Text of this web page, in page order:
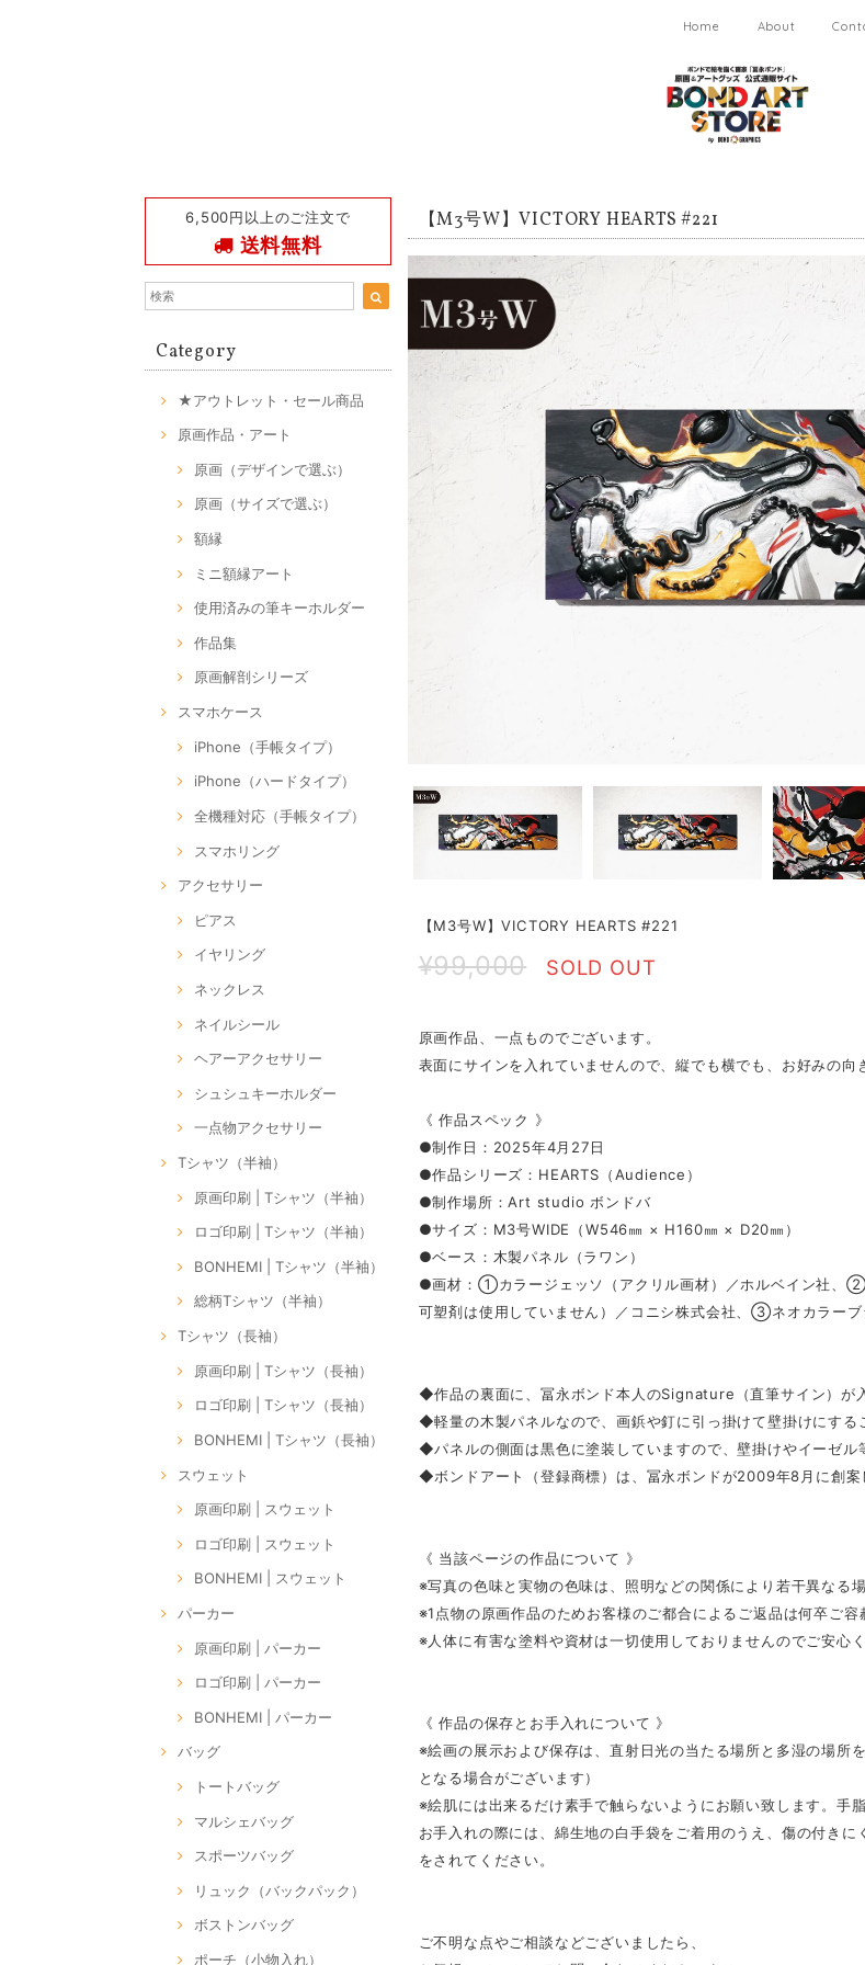
Home About
6,500円以上のご注文で
送料無料
Category
★アウトレット・セール商品
原画作品・アート
原画（デザインで選ぶ）
原画（サイズで選ぶ）
額縁
ミニ額縁アート
使用済みの筆キーホルダー
作品集
原画解剖シリーズ
スマホケース
iPhone（手帳タイプ）
iPhone（ハードタイプ）
全機種対応（手帳タイプ）
スマホリング
アクセサリー
ピアス
イヤリング
ネックレス
ネイルシール
ヘアーアクセサリー
シュシュキーホルダー
一点物アクセサリー
Tシャツ（半袖）
原画印刷 | Tシャツ（半袖）
ロゴ印刷 | Tシャツ（半袖）
BONHEMI | Tシャツ（半袖）
総柄Tシャツ（半袖）
Tシャツ（長袖）
原画印刷 | Tシャツ（長袖）
ロゴ印刷 | Tシャツ（長袖）
BONHEMI | Tシャツ（長袖）
スウェット
原画印刷 | スウェット
ロゴ印刷 | スウェット
BONHEMI | スウェット
パーカー
原画印刷 | パーカー
ロゴ印刷 | パーカー
BONHEMI | パーカー
バッグ
トートバッグ
マルシェバッグ
スポーツバッグ
リュック（バックパック）
ボストンバッグ
ポーチ（小物入れ）
【M3号W】VICTORY HEARTS #221
【M3号W】VICTORY HEARTS #221
¥99,000 SOLD OUT
原画作品、一点ものでございます。
表面にサインを入れていませんので、縦でも横でも、お好みの向
《 作品スペック 》
●制作日：2025年4月27日
●作品シリーズ：HEARTS（Audience）
●制作場所：Art studio ボンドバ
●サイズ：M3号WIDE（W546㎜ × H160㎜ × D20㎜）
●ベース：木製パネル（ラワン）
●画材：①カラージェッソ（アクリル画材）／ホルベイン社、
可塑剤は使用していません）／コニシ株式会社、③ネオカラー
◆作品の裏面に、冨永ボンド本人のSignature（直筆サイン）が
◆軽量の木製パネルなので、画鋲や釘に引っ掛けて壁掛けにする
◆パネルの側面は黒色に塗装していますので、壁掛けやイーゼル
◆ボンドアート（登録商標）は、冨永ボンドが2009年8月に創案
《 当該ページの作品について 》
※写真の色味と実物の色味は、照明などの関係により若干異なる
※1点物の原画作品のためお客様のご都合によるご返品は何卒ご容
※人体に有害な塗料や資材は一切使用しておりませんのでご安心く
《 作品の保存とお手入れについて 》
※絵画の展示および保存は、直射日光の当たる場所と多湿の場所
となる場合がございます）
※絵肌には出来るだけ素手で触らないようにお願い致します。手
お手入れの際には、綿生地の白手袋をご着用のうえ、傷の付き
をされてください。
ご不明な点やご相談などございましたら、